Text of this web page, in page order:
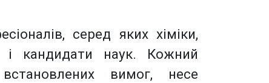
серед яких хіміки,
і кандидати наук. Кожний
вимог, несе